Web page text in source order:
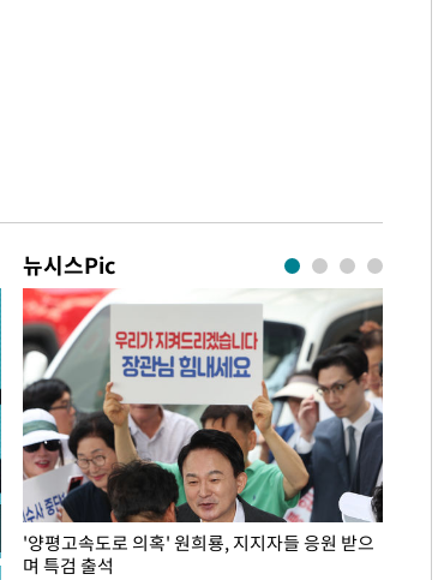
뉴시스Pic
'양평고속도로 의혹' 원희룡, 지지자들 응원 받으
며 특검 출석